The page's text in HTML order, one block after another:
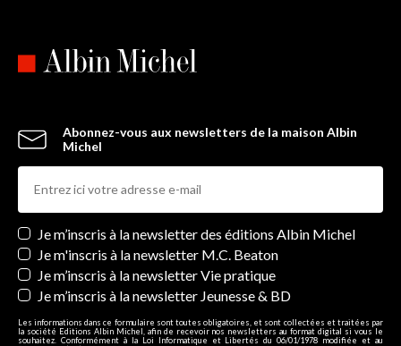
Abonnez-vous aux newsletters de la maison Albin
Michel
Newsletters
Je m’inscris à la newsletter des éditions Albin Michel
Je m'inscris à la newsletter M.C. Beaton
Je m’inscris à la newsletter Vie pratique
Je m’inscris à la newsletter Jeunesse & BD
Les informations dans ce formulaire sont toutes obligatoires, et sont collectées et traitées par
la société Editions Albin Michel, afin de recevoir nos newsletters au format digital si vous le
souhaitez. Conformément à la Loi Informatique et Libertés du 06/01/1978 modifiée et au